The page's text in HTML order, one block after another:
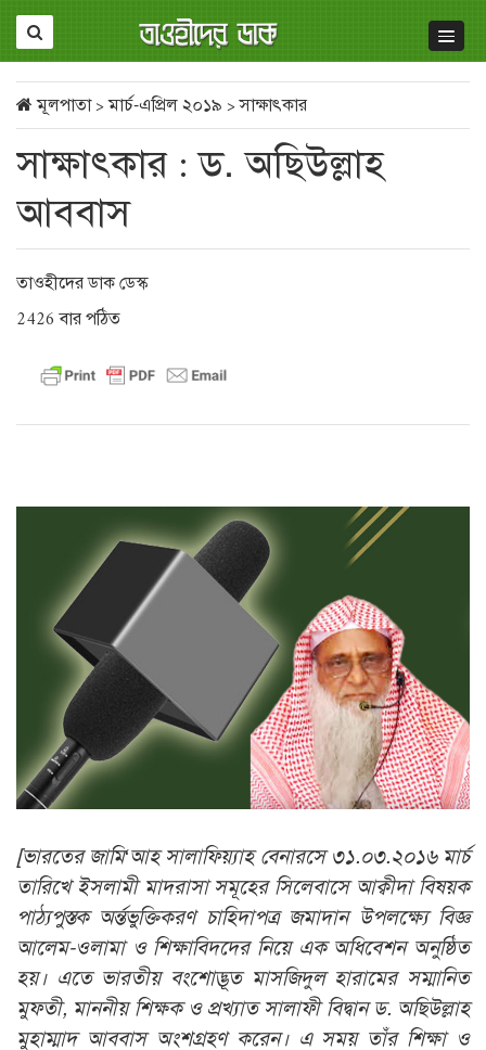
মূলপাতা> মার্চ-এপ্রিল ২০১৯ > সাক্ষাৎকার
সাক্ষাৎকার : ড. অছিউল্লাহ
আববাস
তাওহীদের ডাক ডেস্ক
2426 বার পঠিত
[ভারতের জামি‘আহ সালাফিয়্যাহ বেনারসে ৩১.০৩.২০১৬ মার্চ
তারিখে ইসলামী মাদরাসা সমূহের সিলেবাসে আক্বীদা বিষয়ক
পাঠ্যপুস্তক অর্ন্তভুক্তিকরণ চাহিদাপত্র জমাদান উপলক্ষ্যে বিজ্ঞ
আলেম-ওলামা ও শিক্ষাবিদদের নিয়ে এক অধিবেশন অনুষ্ঠিত
হয়। এতে ভারতীয় বংশোদ্ভূত মাসজিদুল হারামের সম্মানিত
মুফতী, মাননীয় শিক্ষক ও প্রখ্যাত সালাফী বিদ্বান ড. অছিউল্লাহ
মুহাম্মাদ আববাস অংশগ্রহণ করেন। এ সময় তাঁর শিক্ষা ও